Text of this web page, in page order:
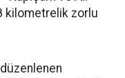
kilometrelik zorlu